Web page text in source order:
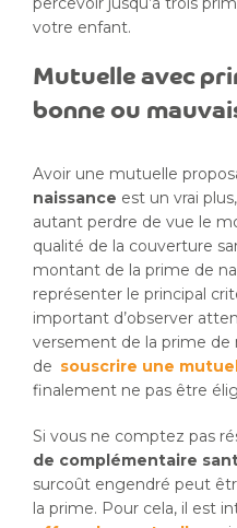
votre enfant.
Mutuelle avec
bonne ou
Avoir une mutuelle
naissance est un vrai
autant perdre de vue le
qualité de la couverture
montant de la prime de
représenter le principal
important d’observer
versement de la prime de
de souscrire une
finalement ne pas être
Si vous ne comptez pas
de complémentaire
surcoût engendré peut
la prime. Pour cela, il est